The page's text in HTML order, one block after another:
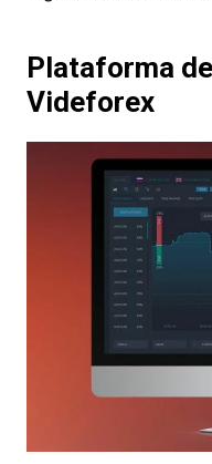
Plataforma
Videforex